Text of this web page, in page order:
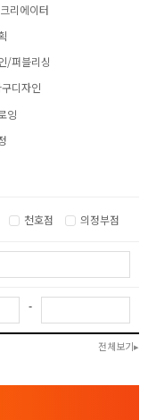
리에이터
/퍼블리싱
디자인
잉
천호점 의정부점
-
전체보기